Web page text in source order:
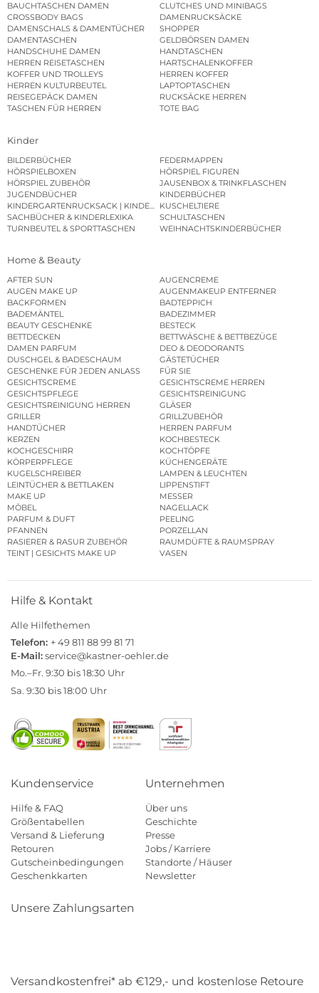
BAUCHTASCHEN DAMEN
CLUTCHES UND MINIBAGS
CROSSBODY BAGS
DAMENRUCKSÄCKE
DAMENSCHALS & DAMENTÜCHER
SHOPPER
DAMENTASCHEN
GELDBÖRSEN DAMEN
HANDSCHUHE DAMEN
HANDTASCHEN
HERREN REISETASCHEN
HARTSCHALENKOFFER
KOFFER UND TROLLEYS
HERREN KOFFER
HERREN KULTURBEUTEL
LAPTOPTASCHEN
REISEGEPÄCK DAMEN
RUCKSÄCKE HERREN
TASCHEN FÜR HERREN
TOTE BAG
Kinder
BILDERBÜCHER
FEDERMAPPEN
HÖRSPIELBOXEN
HÖRSPIEL FIGUREN
HÖRSPIEL ZUBEHÖR
JAUSENBOX & TRINKFLASCHEN
JUGENDBÜCHER
KINDERBÜCHER
KINDERGARTENRUCKSACK | KINDERGARTENBEUTEL
KUSCHELTIERE
SACHBÜCHER & KINDERLEXIKA
SCHULTASCHEN
TURNBEUTEL & SPORTTASCHEN
WEIHNACHTSKINDERBÜCHER
Home & Beauty
AFTER SUN
AUGENCREME
AUGEN MAKE UP
AUGENMAKEUP ENTFERNER
BACKFORMEN
BADTEPPICH
BADEMÄNTEL
BADEZIMMER
BEAUTY GESCHENKE
BESTECK
BETTDECKEN
BETTWÄSCHE & BETTBEZÜGE
DAMEN PARFUM
DEO & DEODORANTS
DUSCHGEL & BADESCHAUM
GÄSTETÜCHER
GESCHENKE FÜR JEDEN ANLASS
FÜR SIE
GESICHTSCREME
GESICHTSCREME HERREN
GESICHTSPFLEGE
GESICHTSREINIGUNG
GESICHTSREINIGUNG HERREN
GLÄSER
GRILLER
GRILLZUBEHÖR
HANDTÜCHER
HERREN PARFUM
KERZEN
KOCHBESTECK
KOCHGESCHIRR
KOCHTÖPFE
KÖRPERPFLEGE
KÜCHENGERÄTE
KUGELSCHREIBER
LAMPEN & LEUCHTEN
LEINTÜCHER & BETTLAKEN
LIPPENSTIFT
MAKE UP
MESSER
MÖBEL
NAGELLACK
PARFUM & DUFT
PEELING
PFANNEN
PORZELLAN
RASIERER & RASUR ZUBEHÖR
RAUMDÜFTE & RAUMSPRAY
TEINT | GESICHTS MAKE UP
VASEN
Hilfe & Kontakt
Alle Hilfethemen
Telefon: + 49 811 88 99 81 71
E-Mail:service@kastner-oehler.de
Mo.–Fr. 9:30 bis 18:30 Uhr
Sa. 9:30 bis 18:00 Uhr
Kundenservice
Hilfe & FAQ
Größentabellen
Versand & Lieferung
Retouren
Gutscheinbedingungen
Geschenkkarten
Unternehmen
Über uns
Geschichte
Presse
Jobs / Karriere
Standorte / Häuser
Newsletter
Unsere Zahlungsarten
Versandkostenfrei* ab €129,- und kostenlose Retoure